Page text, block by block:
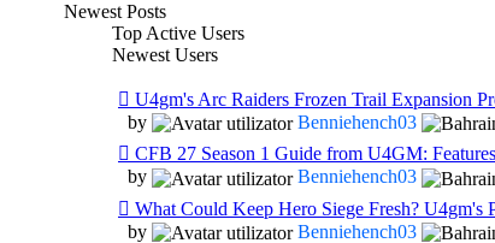
Newest Posts
Top Active Users
Newest Users
U4gm's Arc Raiders Frozen Trail Expansion
by
Benniehench03
CFB 27 Season 1 Guide from U4GM:
by
Benniehench03
What Could Keep Hero Siege Fresh? U4gm's
by
Benniehench03